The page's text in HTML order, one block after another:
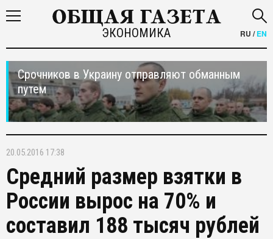
ЭКОНОМИКА RU /EN
Срочников в Украину отправляют обманным
путем
20.05.2016 17:38
Средний размер взятки в
России вырос на 70% и
составил 188 тысяч рублей